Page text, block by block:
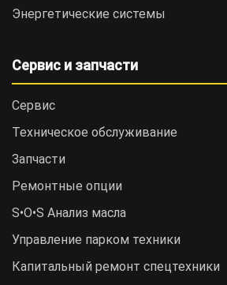
Энергетические системы
Сервис и запчасти
Сервис
Техническое обслуживание
Запчасти
Ремонтные опции
S•O•S Анализ масла
Управление парком техники
Капитальный ремонт спецтехники